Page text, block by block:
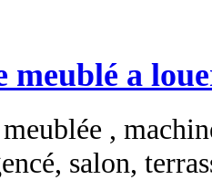
meublé a
,
salon,